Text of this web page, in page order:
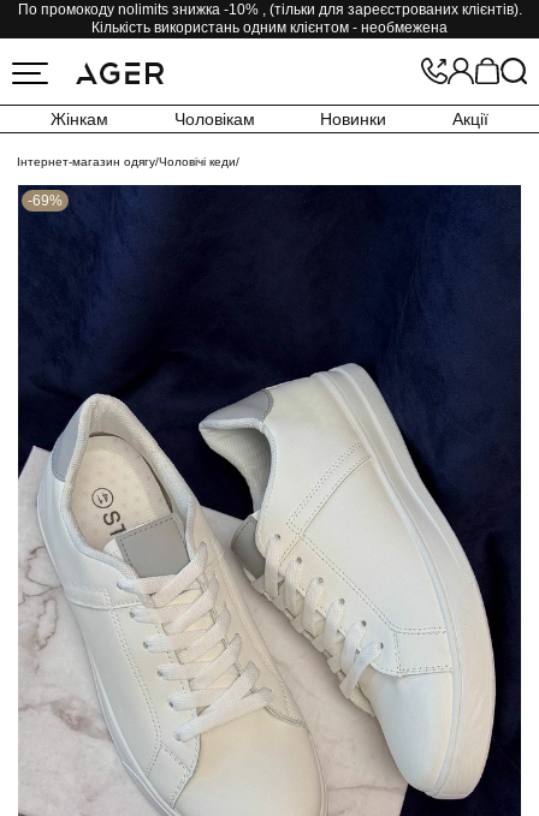
По промокоду nolimits знижка -10% , (тільки для зареєстрованих клієнтів).
Кількість використань одним клієнтом - необмежена
Жінкам Чоловікам Новинки Акції
Інтернет-магазин одягу/Чоловічі кеди/
-69%